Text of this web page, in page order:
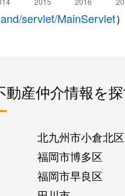
servlet/MainServlet
産仲介情報を
北九州市小倉北区
福岡市博多区
福岡市早良区